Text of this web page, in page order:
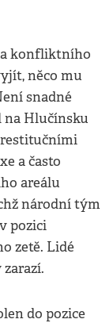
konfliktního
něco mu
snadné
na Hlučínsku
restitučními
a často
areálu
národní tým
pozici
zetě. Lidé
do pozice